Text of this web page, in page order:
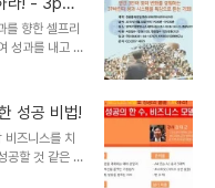
옵션) 및 그림
일 이용 텍스
전설정 * 링크
각오를 적어
향한 셀프리
성과를 내고 푸
통해 바인더
아니라, 성공과
직, 심지어 비즈
딩'의 의미와
험하는 3P바
이라면 꼭 신
성공 비법!
즈니스를 치
공할 것 같은 희
. 그렇다면, 어